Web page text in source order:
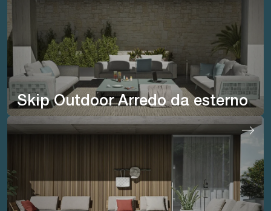
Skip Outdoor Arredo da esterno